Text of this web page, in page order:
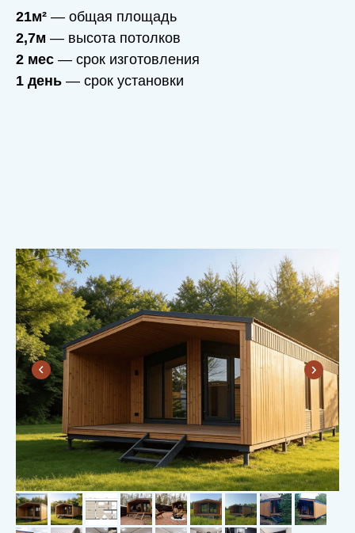
21м² — общая площадь
2,7м — высота потолков
2 мес — срок изготовления
1 день — срок установки